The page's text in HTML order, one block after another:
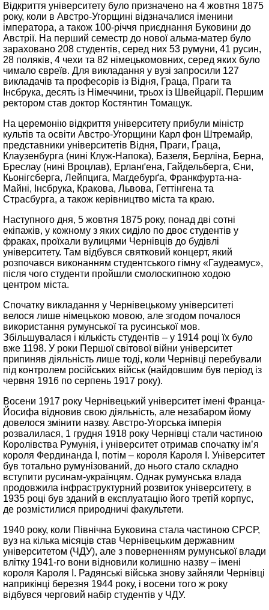
Відкриття університету було призначено на 4 жовтня 1875
року, коли в Австро-Угорщині відзначалися іменини
імператора, а також 100-річчя приєднання Буковини до
Австрії. На перший семестр до нової альма-матер було
зараховано 208 студентів, серед них 53 румуни, 41 русин,
28 поляків, 4 чехи та 82 німецькомовних, серед яких було
чимало євреїв. Для викладання у вузі запросили 127
викладачів та професорів із Відня, Граца, Праги та
Інсбрука, десять із Німеччини, трьох із Швейцарії. Першим
ректором став доктор Костянтин Томащук.
На церемонію відкриття університету прибули міністр
культів та освіти Австро-Угорщини Карл фон Штремайр,
представники університетів Відня, Праги, Ґраца,
Клаузенбурга (нині Клуж-Напока), Базеля, Берліна, Берна,
Бреслау (нині Вроцлав), Ерланґена, Гайдельберга, Єни,
Кьонігсберга, Лейпцига, Магдебурґа, Франкфурта-на-
Майні, Інсбрука, Кракова, Львова, Геттінгена та
Страсбурга, а також керівництво міста та краю.
Наступного дня, 5 жовтня 1875 року, понад дві сотні
екіпажів, у кожному з яких сиділо по двоє студентів у
фраках, проїхали вулицями Чернівців до будівлі
університету. Там відбувся святковий концерт, який
розпочався виконанням студентського гімну «Гаудеамус»,
після чого студенти пройшли смолоскипною ходою
центром міста.
Спочатку викладання у Чернівецькому університеті
велося лише німецькою мовою, але згодом почалося
використання румунської та русинської мов.
Збільшувалася і кількість студентів – у 1914 році їх було
вже 1198. У роки Першої світової війни університет
припиняв діяльність лише тоді, коли Чернівці перебували
під контролем російських військ (найдовшим був період із
червня 1916 по серпень 1917 року).
Восени 1917 року Чернівецький університет імені Франца-
Йосифа відновив свою діяльність, але незабаром йому
довелося змінити назву. Австро-Угорська імперія
розвалилася, 1 грудня 1918 року Чернівці стали частиною
Королівства Румунія, і університет отримав спочатку ім’я
короля Фердинанда I, потім – короля Кароля I. Університет
був тотально румунізований, до нього стало складно
вступити русинам-українцям. Однак румунська влада
продовжила інфраструктурний розвиток університету, в
1935 році був зданий в експлуатацію його третій корпус,
де розмістилися природничі факультети.
1940 року, коли Північна Буковина стала частиною СРСР,
вуз на кілька місяців став Чернівецьким державним
університетом (ЧДУ), але з поверненням румунської влади
влітку 1941-го вони відновили колишню назву – імені
короля Кароля I. Радянські війська знову зайняли Чернівці
наприкінці березня 1944 року, і восени того ж року
відбувся черговий набір студентів у ЧДУ.